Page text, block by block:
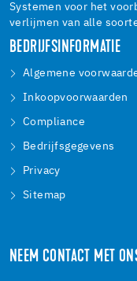
Systemen voor het
verlijmen van alle
BEDRIJFSINFORMATIE
Algemene
Inkoopvoorwaarden
Compliance
Bedrijfsgegevens
Privacy
Sitemap
NEEM CONTACT MET